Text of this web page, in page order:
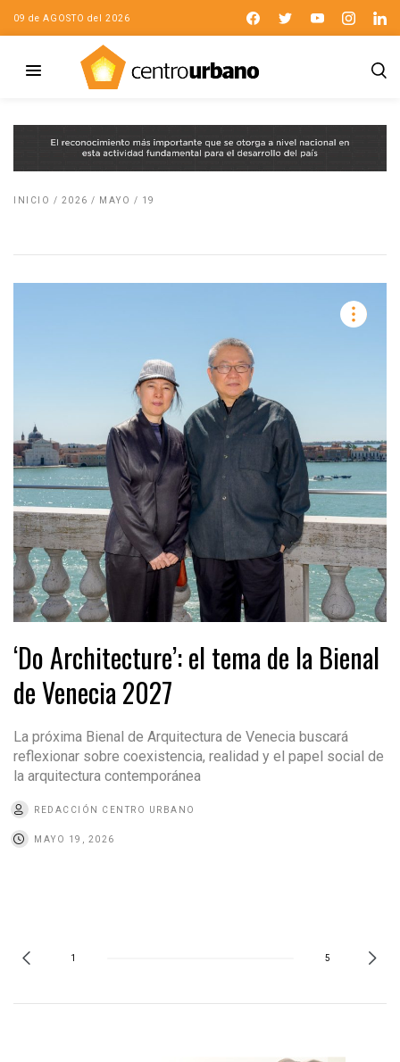
09 de AGOSTO del 2026
INICIO / 2026 / MAYO / 19
‘Do Architecture’: el tema de la Bienal
de Venecia 2027
La próxima Bienal de Arquitectura de Venecia buscará
reflexionar sobre coexistencia, realidad y el papel social de
la arquitectura contemporánea
REDACCIÓN CENTRO URBANO
MAYO 19, 2026
1 5